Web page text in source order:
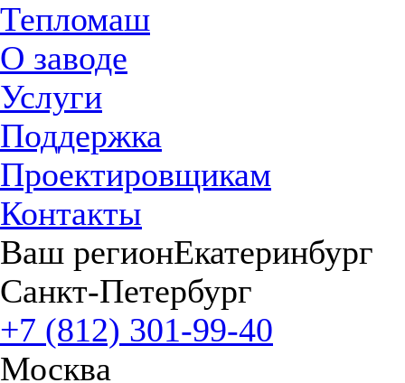
Тепломаш
О заводе
Услуги
Поддержка
Проектировщикам
Контакты
Ваш регионЕкатеринбург
Санкт-Петербург
+7 (812) 301-99-40
Москва